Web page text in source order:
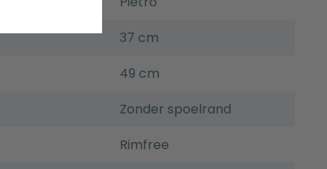
37 cm
49 cm
Zonder spoelrand
Rimfree